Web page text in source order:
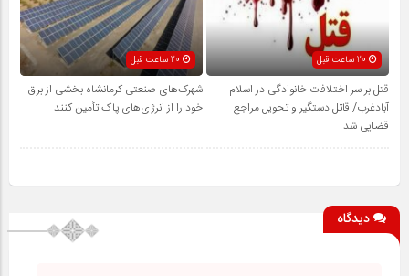
قتل بر سر اختلافات خانوادگی در اسلام
آبادغرب/ قاتل دستگیر و تحویل مراجع
قضایی شد
شهرک‌های صنعتی کرمانشاه بخشی از برق
خود را از انرژی‌های پاک تأمین کنند
دیدگاه